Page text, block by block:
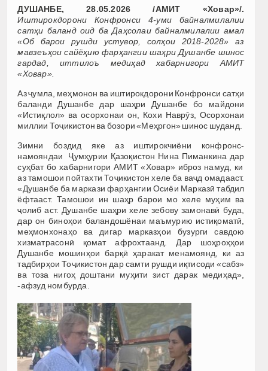
ДУШАНБЕ, 28.05.2026 /АМИТ «Ховар»/.
Иштирокдорони Конфронси 4-уми байналмилалии
сатҳи баланд оид ба Даҳсолаи байналмилалии амал
«Об барои рушди устувор, солҳои 2018-2028» аз
мавзеъҳои сайёҳию фарҳангии шаҳри Душанбе шинос
гардад, иттилоъ медиҳад хабарнигори АМИТ
«Ховар».
Аз ҷумла, меҳмонон ва иштирокдорони Конфронси сатҳи
баланди Душанбе дар шаҳри Душанбе бо майдони
«Истиқлол» ва осорхонаи он, Кохи Наврӯз, Осорхонаи
миллии Тоҷикистон ва бозори «Меҳргон» шинос шуданд.
Зимни боздид яке аз иштирокчиёни конфронс-
намояндаи Ҷумҳурии Қазоқистон Нина Пиманкина дар
суҳбат бо хабарнигори АМИТ «Ховар» иброз намуд, ки
аз тамошои пойтахти Тоҷикистон хеле ба ваҷд омадааст.
«Душанбе ба маркази фарҳангии Осиёи Марказӣ табдил
ёфтааст. Тамошои ин шаҳр барои мо хеле муҳим ва
ҷолиб аст. Душанбе шаҳри хеле зебову замонавӣ буда,
дар он биноҳои баландошёнаи маъмурию истиқоматӣ,
меҳмонхонаҳо ва дигар марказҳои бузурги савдою
хизматрасонӣ қомат афрохтаанд. Дар шоҳроҳҳои
Душанбе мошинҳои барқӣ ҳаракат менамоянд, ки аз
тадбирҳои Тоҷикистон дар самти рушди иқтисоди «сабз»
ва тоза нигоҳ доштани муҳити зист дарак медиҳад»,
-афзуд номбурда.